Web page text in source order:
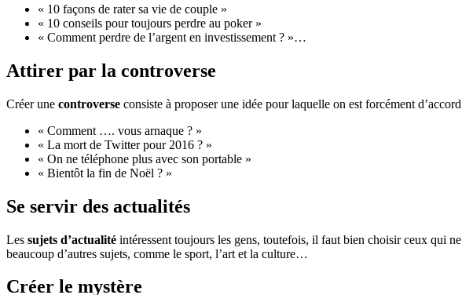
« 10 façons de rater sa vie de couple »
« 10 conseils pour toujours perdre au poker »
« Comment perdre de l’argent en investissement ? »…
Attirer par la controverse
Créer une controverse consiste à proposer une idée pour laquelle on est forcément
« Comment …. vous arnaque ? »
« La mort de Twitter pour 2016 ? »
« On ne téléphone plus avec son portable »
« Bientôt la fin de Noël ? »
Se servir des actualités
Les sujets d’actualité intéressent toujours les gens, toutefois, il faut bien choisir ceux qui
beaucoup d’autres sujets, comme le sport, l’art et la culture…
Créer le mystère